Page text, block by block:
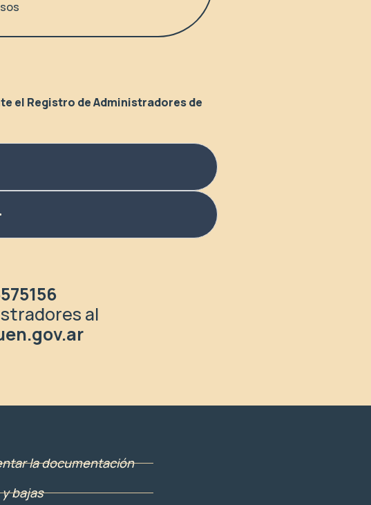
el Registro de Administradores de
al
la documentación
bajas